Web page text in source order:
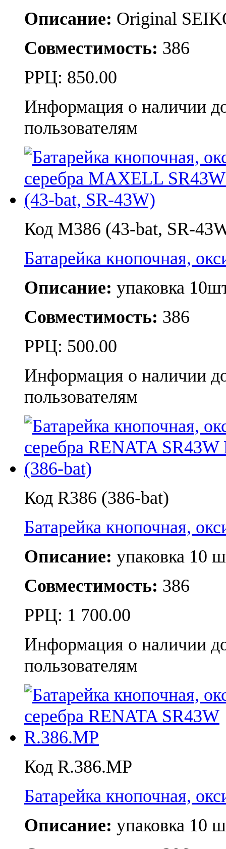
Описание: Original
Совместимость: 386
РРЦ: 850.00
Информация о наличии
пользователям
Код M386 (43-bat, SR-
Батарейка кнопочная,
Описание: упаковка
Совместимость: 386
РРЦ: 500.00
Информация о наличии
пользователям
Код R386 (386-bat)
Батарейка кнопочная,
Описание: упаковка 10
Совместимость: 386
РРЦ: 1 700.00
Информация о наличии
пользователям
Код R.386.MP
Батарейка кнопочная,
Описание: упаковка 10